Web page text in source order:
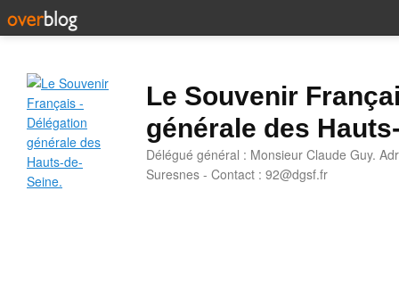
Le Souvenir
générale des
Délégué général : Monsieur Claude Guy.
Suresnes - Contact : 92@dgsf.fr